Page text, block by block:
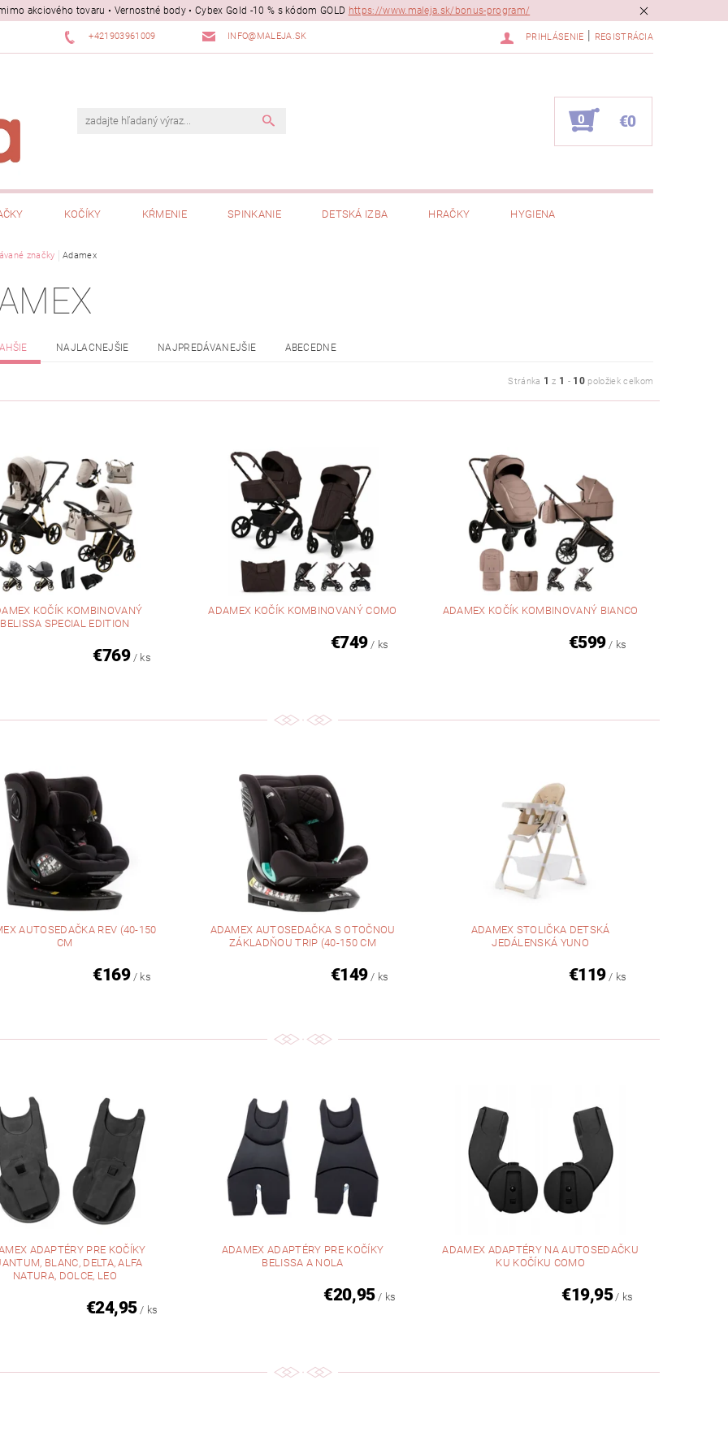
akciového tovaru • Vernostné body • Cybex Gold -10 % s kódom GOLD https://www.maleja.sk/bonus-program/
+421903961009 INFO@MALEJA.SK PRIHLÁSENIE REGISTRÁCIA
0 €0
KOČÍKY KŔMENIE SPINKANIE DETSKÁ IZBA HRAČKY HYGIENA
značky Adamex
NAJLACNEJŠIE NAJPREDÁVANEJŠIE ABECEDNE
Stránka 1 z 1 - 10 položiek celkom
KOČÍK KOMBINOVANÝ
BELISSA SPECIAL EDITION
€769 / ks
ADAMEX KOČÍK KOMBINOVANÝ COMO
€749 / ks
ADAMEX KOČÍK KOMBINOVANÝ BIANCO
€599 / ks
AUTOSEDAČKA REV (40-150
CM
€169 / ks
ADAMEX AUTOSEDAČKA S OTOČNOU
ZÁKLADŇOU TRIP (40-150 CM
€149 / ks
ADAMEX STOLIČKA DETSKÁ
JEDÁLENSKÁ YUNO
€119 / ks
ADAPTÉRY PRE KOČÍKY
BLANC, DELTA, ALFA
NATURA, DOLCE, LEO
€24,95 / ks
ADAMEX ADAPTÉRY PRE KOČÍKY
BELISSA A NOLA
€20,95 / ks
ADAMEX ADAPTÉRY NA AUTOSEDAČKU
KU KOČÍKU COMO
€19,95 / ks